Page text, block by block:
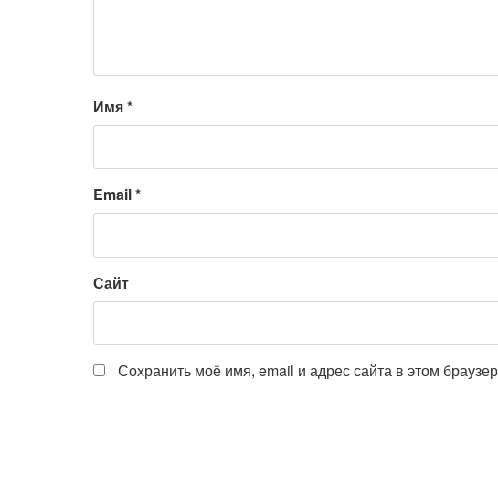
Имя*
Email*
Сайт
Сохранить моё имя, email и адрес сайта в этом